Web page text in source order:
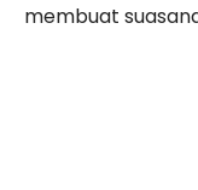
membuat